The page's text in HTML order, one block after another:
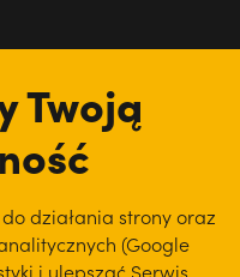
Twoją
działania strony oraz
(Google
i ulepszać Serwis.